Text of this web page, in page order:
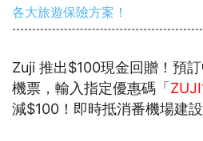
各大旅遊保險方案！
Zuji 推出$100現金回贈！預
機票，輸入指定優惠碼「
減$100！即時抵消番機場建